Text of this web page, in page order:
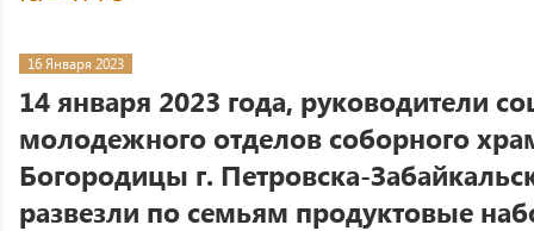
16 Января 2023
14 января 2023 года, руководители
молодежного отделов соборного
Богородицы г. Петровска-
развезли по семьям продуктовые